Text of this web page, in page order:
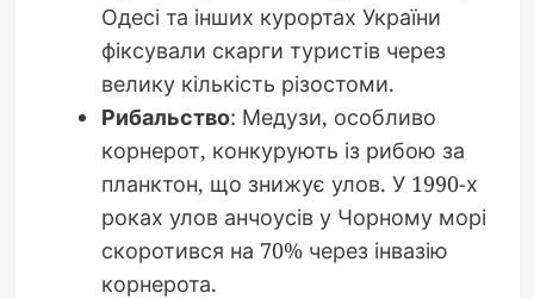
Одесі та інших курортах України
фіксували скарги туристів через
велику кількість різостоми.
Рибальство: Медузи, особливо
корнерот, конкурують із рибою за
планктон, що знижує улов. У 1990-х
роках улов анчоусів у Чорному морі
скоротився на 70% через інвазію
корнерота.